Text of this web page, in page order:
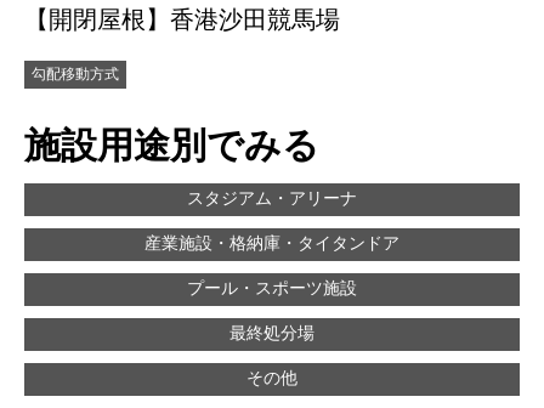
【開閉屋根】香港沙田競馬場
勾配移動方式
施設用途別でみる
スタジアム・アリーナ
産業施設・格納庫・タイタンドア
プール・スポーツ施設
最終処分場
その他